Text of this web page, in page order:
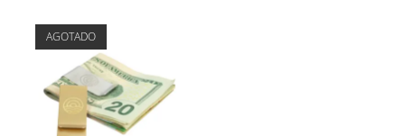
página
de
producto
AGOTADO